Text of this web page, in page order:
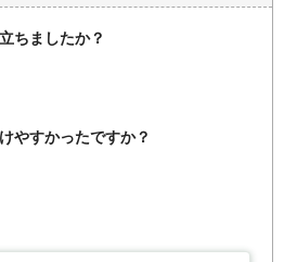
ちましたか？
やすかったですか？